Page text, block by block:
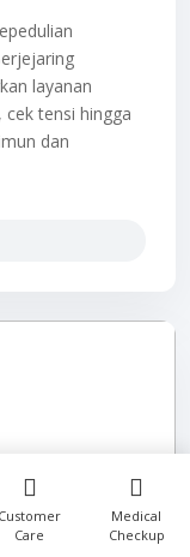
layanan
tensi hingga
dan
Customer
Care
Medical
Checkup